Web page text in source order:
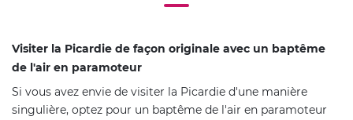
Visiter la Picardie de façon originale avec un baptême
de l'air en paramoteur
Si vous avez envie de visiter la Picardie d'une manière
singulière, optez pour un baptême de l'air en paramoteur